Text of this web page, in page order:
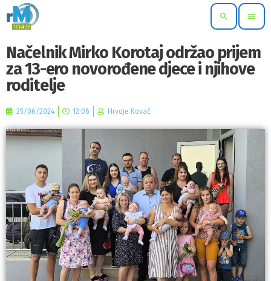
search menu
Načelnik Mirko Korotaj održao prijem
za 13-ero novorođene djece i njihove
roditelje
25/06/2024 12:06 Hrvoje Kovač